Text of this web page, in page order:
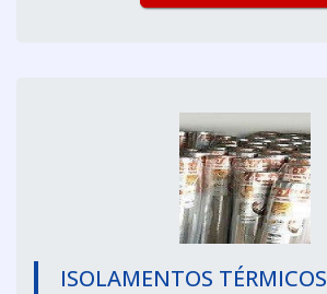
ISOLAMENTOS TÉRMICOS